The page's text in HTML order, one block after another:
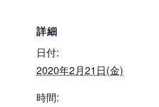
詳細
日付:
2020年2月21日(金)
時間: